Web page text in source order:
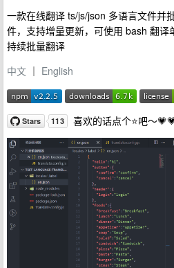
一款在线翻译 ts/js/json 多语言文件并
件，支持增量更新，可使用 bash 翻译
持续批量翻译
中文 ｜ English
喜欢的话点个⭐️吧～